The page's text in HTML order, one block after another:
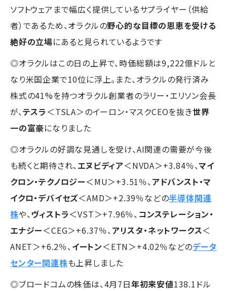
ソフトウェアまで幅広く提供しているサプライヤー（供給
者）であるため、オラクルの野心的な目標の恩恵を受ける
絶好の立場にあると見られているようです
◎オラクルはこの日の上昇で、時価総額は9,222億ドルと
なり米国企業で10位に浮上。また、オラクルの発行済み
株式の41%を持つオラクル創業者のラリー・エリソン会長
が、テスラ ＜TSLA＞のイーロン・マスクCEOを抜き世界
一の富豪になりました
◎オラクルの好調な見通しを受け、AI関連の需要が今後
も続くと期待され、エヌビディア＜NVDA＞+3.84％、マイ
クロン・テクノロジー＜MU＞+3.51％、アドバンスト・マ
イクロ・デバイセズ＜AMD＞+2.39％などの半導体関連
株や、ヴィストラ＜VST＞+7.96％、 コンステレーション・
エナジー＜CEG＞+6.37％、アリスタ・ネットワークス＜
ANET＞+6.2％、イートン＜ETN＞+4.02％などのデータ
センター関連株も上昇しました
◎ブロードコムの株価は、4月7日年初来安値138.1ドル